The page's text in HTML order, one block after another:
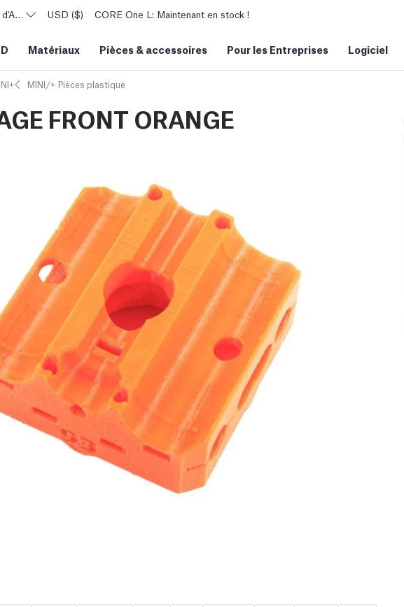
USD ($) CORE One L: Maintenant en stock !
Matériaux Pièces & accessoires Pour les Entreprises Logiciel
MINI/+ Pièces plastique
FRONT ORANGE